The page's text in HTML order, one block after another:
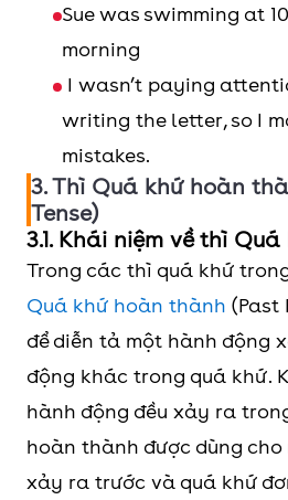
Sue was swimming at
morning
I wasn’t paying
writing the letter, so I
mistakes.
3. Thì Quá khứ hoàn
Tense)
3.1. Khái niệm về thì
Trong các thì quá khứ
Quá khứ hoàn thành (Past
để diễn tả một hành động
động khác trong quá khứ.
hành động đều xảy ra
hoàn thành được dùng
xảy ra trước và quá khứ